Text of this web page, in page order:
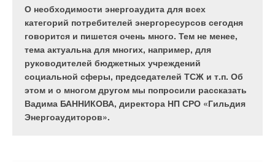
О необходимости энергоаудита для всех
категорий потребителей энергоресурсов сегодня
говорится и пишется очень много. Тем не менее,
тема актуальна для многих, например, для
руководителей бюджетных учреждений
социальной сферы, председателей ТСЖ и т.п. Об
этом и о многом другом мы попросили рассказать
Вадима БАННИКОВА, директора НП СРО «Гильдия
Энергоаудиторов».
сформулированы методы снижения потребления
тепловой энергии за счет применяемого
оборудования, а также рассмотрены оптимальные
тепловые балансы энергоэффективных зданий.
запасов топливно-
энергетических
ресурсов, проблемы